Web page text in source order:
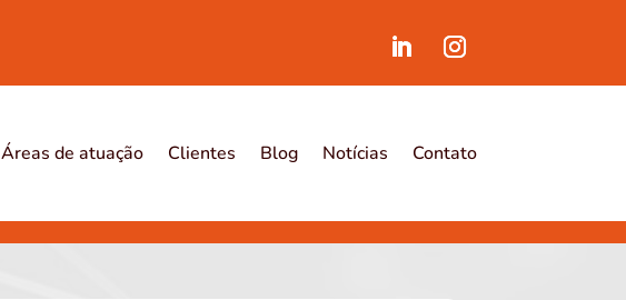
Áreas de atuação Clientes Blog Notícias Contato